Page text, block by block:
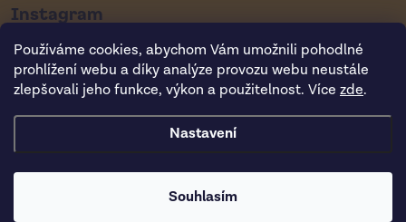
Používáme cookies, abychom Vám umožnili pohodlné
prohlížení webu a díky analýze provozu webu neustále
zlepšovali jeho funkce, výkon a použitelnost. Více zde.
Nastavení
Souhlasím
Instagram
Copyright 2026Vsepropejska.cz. Všechna práva vyhrazena.